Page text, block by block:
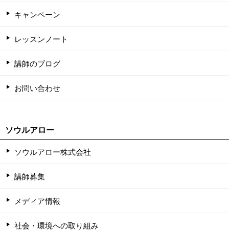
キャンペーン
レッスンノート
講師のブログ
お問い合わせ
ソウルアロー
ソウルアロー株式会社
講師募集
メディア情報
社会・環境への取り組み